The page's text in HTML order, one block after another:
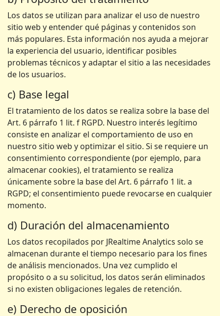
Los datos se utilizan para analizar el uso de nuestro
sitio web y entender qué páginas y contenidos son
más populares. Esta información nos ayuda a mejorar
la experiencia del usuario, identificar posibles
problemas técnicos y adaptar el sitio a las necesidades
de los usuarios.
c) Base legal
El tratamiento de los datos se realiza sobre la base del
Art. 6 párrafo 1 lit. f RGPD. Nuestro interés legítimo
consiste en analizar el comportamiento de uso en
nuestro sitio web y optimizar el sitio. Si se requiere un
consentimiento correspondiente (por ejemplo, para
almacenar cookies), el tratamiento se realiza
únicamente sobre la base del Art. 6 párrafo 1 lit. a
RGPD; el consentimiento puede revocarse en cualquier
momento.
d) Duración del almacenamiento
Los datos recopilados por JRealtime Analytics solo se
almacenan durante el tiempo necesario para los fines
de análisis mencionados. Una vez cumplido el
propósito o a su solicitud, los datos serán eliminados
si no existen obligaciones legales de retención.
e) Derecho de oposición